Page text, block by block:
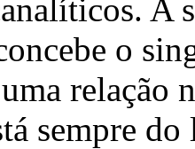
A
o
relação
sempre